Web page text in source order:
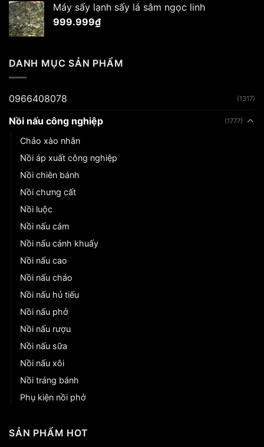
Máy sấy lạnh sấy lá sâm ngọc linh
999.999₫
DANH MỤC SẢN PHẨM
0966408078 (1317)
Nồi nấu công nghiệp (1777)
Chảo xào nhân
Nồi áp xuất công nghiệp
Nồi chiên bánh
Nồi chưng cất
Nồi luộc
Nồi nấu cám
Nồi nấu cánh khuấy
Nồi nấu cao
Nồi nấu cháo
Nồi nấu hủ tiếu
Nồi nấu phở
Nồi nấu rượu
Nồi nấu sữa
Nồi nấu xôi
Nồi tráng bánh
Phụ kiện nồi phở
SẢN PHẨM HOT